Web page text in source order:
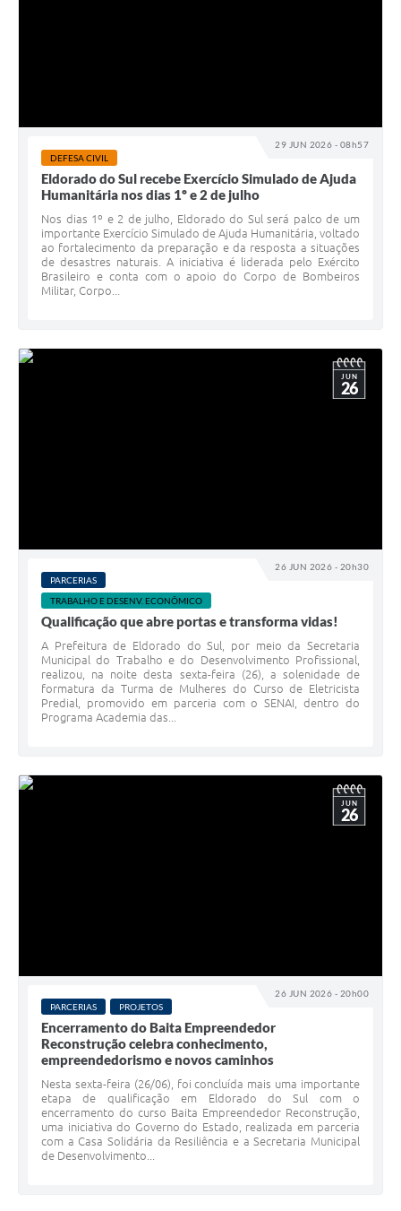
29 JUN 2026 - 08h57
DEFESA CIVIL
Eldorado do Sul recebe Exercício Simulado de Ajuda
Humanitária nos dias 1º e 2 de julho
Nos dias 1º e 2 de julho, Eldorado do Sul será palco de um
importante Exercício Simulado de Ajuda Humanitária, voltado
ao fortalecimento da preparação e da resposta a situações
de desastres naturais. A iniciativa é liderada pelo Exército
Brasileiro e conta com o apoio do Corpo de Bombeiros
Militar, Corpo...
26 JUN 2026 - 20h30
JUN
26
PARCERIAS
TRABALHO E DESENV. ECONÔMICO
Qualificação que abre portas e transforma vidas!
A Prefeitura de Eldorado do Sul, por meio da Secretaria
Municipal do Trabalho e do Desenvolvimento Profissional,
realizou, na noite desta sexta-feira (26), a solenidade de
formatura da Turma de Mulheres do Curso de Eletricista
Predial, promovido em parceria com o SENAI, dentro do
Programa Academia das...
26 JUN 2026 - 20h00
JUN
26
PARCERIAS PROJETOS
Encerramento do Baita Empreendedor
Reconstrução celebra conhecimento,
empreendedorismo e novos caminhos
Nesta sexta-feira (26/06), foi concluída mais uma importante
etapa de qualificação em Eldorado do Sul com o
encerramento do curso Baita Empreendedor Reconstrução,
uma iniciativa do Governo do Estado, realizada em parceria
com a Casa Solidária da Resiliência e a Secretaria Municipal
de Desenvolvimento...